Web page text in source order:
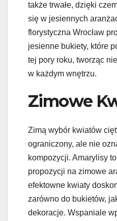
także trwałe, dzięki
się w jesiennych
florystyczna Wrocław
jesienne bukiety, które
tej pory roku, tworząc
w każdym wnętrzu.
Zimowe
Zimą wybór kwiatów
ograniczony, ale nie
kompozycji. Amarylisy
propozycji na zimowe
efektowne kwiaty
zarówno do bukietów,
dekoracje. Wspaniale